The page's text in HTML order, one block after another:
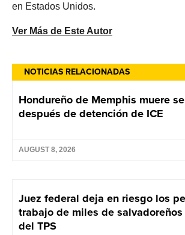
NOTICIAS RELACIONADAS
Hondureño de Memphis muere
después de detención de ICE
AUGUST 8, 2026
Juez federal deja en riesgo los
trabajo de miles de
del TPS
en Estados Unidos.
Ver Más de Este Autor